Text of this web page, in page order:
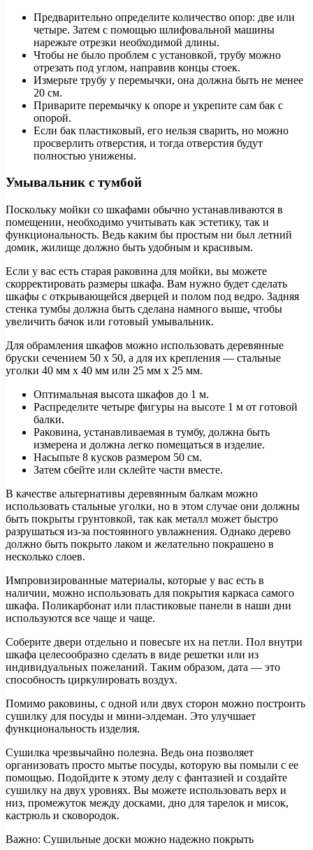
Предварительно определите количество опор: две или
четыре. Затем с помощью шлифовальной машины
нарежьте отрезки необходимой длины.
Чтобы не было проблем с установкой, трубу можно
отрезать под углом, направив концы стоек.
Измерьте трубу у перемычки, она должна быть не менее
20 см.
Приварите перемычку к опоре и укрепите сам бак с
опорой.
Если бак пластиковый, его нельзя сварить, но можно
просверлить отверстия, и тогда отверстия будут
полностью унижены.
Умывальник с тумбой
Поскольку мойки со шкафами обычно устанавливаются в
помещении, необходимо учитывать как эстетику, так и
функциональность. Ведь каким бы простым ни был летний
домик, жилище должно быть удобным и красивым.
Если у вас есть старая раковина для мойки, вы можете
скорректировать размеры шкафа. Вам нужно будет сделать
шкафы с открывающейся дверцей и полом под ведро. Задняя
стенка тумбы должна быть сделана намного выше, чтобы
увеличить бачок или готовый умывальник.
Для обрамления шкафов можно использовать деревянные
бруски сечением 50 x 50, а для их крепления — стальные
уголки 40 мм x 40 мм или 25 мм x 25 мм.
Оптимальная высота шкафов до 1 м.
Распределите четыре фигуры на высоте 1 м от готовой
балки.
Раковина, устанавливаемая в тумбу, должна быть
измерена и должна легко помещаться в изделие.
Насыпьте 8 кусков размером 50 см.
Затем сбейте или склейте части вместе.
В качестве альтернативы деревянным балкам можно
использовать стальные уголки, но в этом случае они должны
быть покрыты грунтовкой, так как металл может быстро
разрушаться из-за постоянного увлажнения. Однако дерево
должно быть покрыто лаком и желательно покрашено в
несколько слоев.
Импровизированные материалы, которые у вас есть в
наличии, можно использовать для покрытия каркаса самого
шкафа. Поликарбонат или пластиковые панели в наши дни
используются все чаще и чаще.
Соберите двери отдельно и повесьте их на петли. Пол внутри
шкафа целесообразно сделать в виде решетки или из
индивидуальных пожеланий. Таким образом, дата — это
способность циркулировать воздух.
Помимо раковины, с одной или двух сторон можно построить
сушилку для посуды и мини-элдеман. Это улучшает
функциональность изделия.
Сушилка чрезвычайно полезна. Ведь она позволяет
организовать просто мытье посуды, которую вы помыли с ее
помощью. Подойдите к этому делу с фантазией и создайте
сушилку на двух уровнях. Вы можете использовать верх и
низ, промежуток между досками, дно для тарелок и мисок,
кастрюль и сковородок.
Важно: Сушильные доски можно надежно покрыть